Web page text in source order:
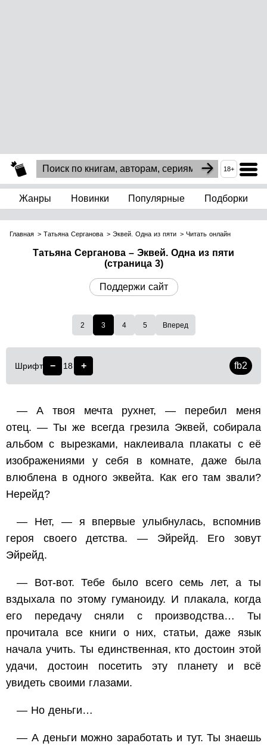
18+
Жанры Новинки Популярные Подборки
Главная Татьяна Серганова Эквей. Одна из пяти Читать онлайн
Татьяна Серганова – Эквей. Одна из пяти
(страница 3)
Поддержи сайт
2 3 4 5 Вперед
Шрифт − 18 + fb2
— А твоя мечта рухнет, — перебил меня
отец. — Ты же всегда грезила Эквей, собирала
альбом с вырезками, наклеивала плакаты с её
изображениями у себя в комнате, даже была
влюблена в одного эквейта. Как его там звали?
Нерейд?
— Нет, — я впервые улыбнулась, вспомнив
героя своего детства. — Эйрейд. Его зовут
Эйрейд.
— Вот-вот. Тебе было всего семь лет, а ты
вздыхала по этому гуманоиду. И плакала, когда
его передачу сняли с производства… Ты
прочитала все книги о них, статьи, даже язык
начала учить. Ты единственная, кто достоин этой
удачи, достоин посетить эту планету и всё
увидеть своими глазами.
— Но деньги…
— А деньги можно заработать и тут. Ты знаешь